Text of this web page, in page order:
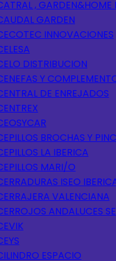
, GARDEN&HOME
GARDEN
INNOVACIONES
DISTRIBUCION
Y
DE ENREJADOS
BROCHAS Y
LA IBERICA
MARI/O
ISEO
VALENCIANA
ANDALUCES
ESPACIO